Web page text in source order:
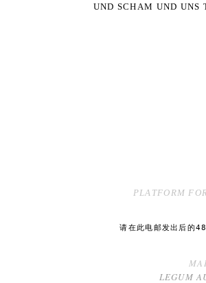
UND SCHAM UND UNS
PLATFORM
请在此电邮发出后的
LEGUM